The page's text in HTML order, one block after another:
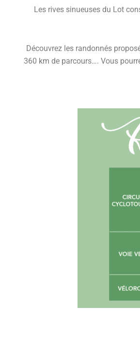
Les rives sinueuses du Lot
Découvrez les randonnés
360 km de parcours…. Vous